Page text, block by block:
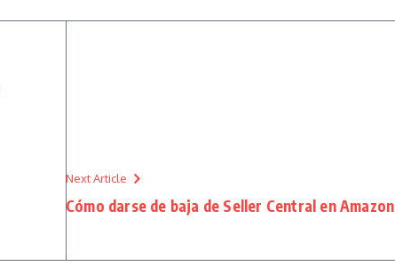
Next Article
Cómo darse de baja de Seller Central en Amazon